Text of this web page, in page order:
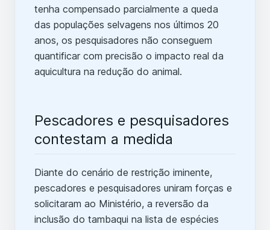
tenha compensado parcialmente a queda
das populações selvagens nos últimos 20
anos, os pesquisadores não conseguem
quantificar com precisão o impacto real da
aquicultura na redução do animal.
Pescadores e pesquisadores
contestam a medida
Diante do cenário de restrição iminente,
pescadores e pesquisadores uniram forças e
solicitaram ao Ministério, a reversão da
inclusão do tambaqui na lista de espécies